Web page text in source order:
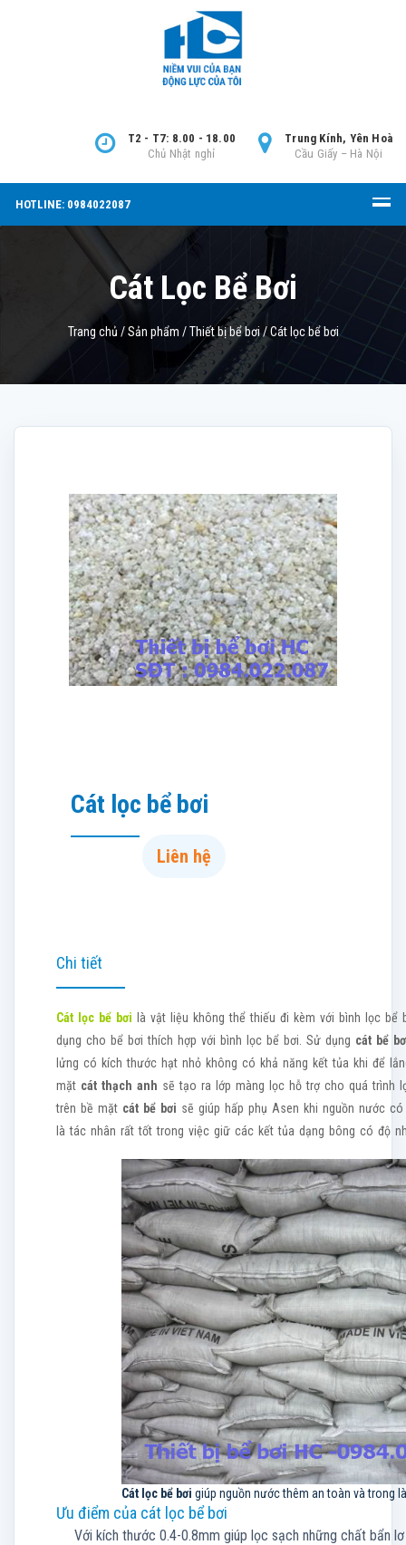
Trung Kính, Yên Hoà
Cầu Giấy – Hà Nội
T2 - T7: 8.00 - 18.00
Chủ Nhật nghỉ
HOTLINE: 0984022087
Cát Lọc Bể Bơi
Trang chủ /Sản phẩm /Thiết bị bể bơi/Cát lọc bể bơi
Cát lọc bể bơi
Liên hệ
Chi tiết
Cát lọc bể bơi là vật liệu không thể thiếu đi kèm với bình lọc bể
dụng cho bể bơi thích hợp với bình lọc bể bơi. Sử dụng cát bể
lửng có kích thước hạt nhỏ không có khả năng kết tủa khi để
mặt cát thạch anh sẽ tạo ra lớp màng lọc hỗ trợ cho quá trình
trên bề mặt cát bể bơi sẽ giúp hấp phụ Asen khi nguồn nước
là tác nhân rất tốt trong việc giữ các kết tủa dạng bông có độ
Cát lọc bể bơi giúp nguồn nước thêm an toàn và trong
Ưu điểm của cát lọc bể bơi
Với kích thước 0.4-0.8mm giúp lọc sạch những chất bẩn